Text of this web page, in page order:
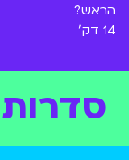
הראש?
14 דק'